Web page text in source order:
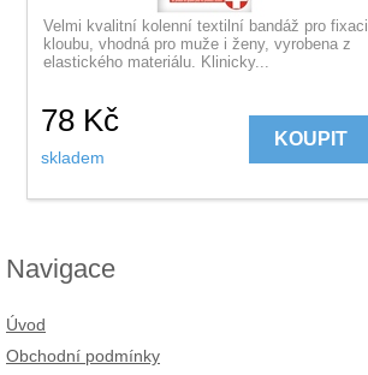
Velmi kvalitní kolenní textilní bandáž pro fixaci
kloubu, vhodná pro muže i ženy, vyrobena z
elastického materiálu. Klinicky...
78 Kč
skladem
KOUPIT
Navigace
Úvod
Obchodní podmínky